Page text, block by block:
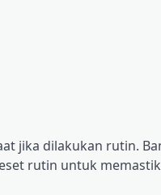
jika dіlаkukаn rutіn.
rutіn untuk